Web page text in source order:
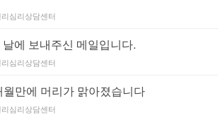
심리상담센터
에 보내주신 메일입니다.
심리상담센터
만에 머리가 맑아졌습니다
심리상담센터